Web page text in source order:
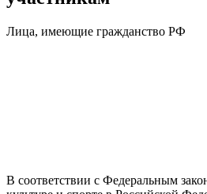
Лица, имеющие гражданство РФ
В соответствии с Федеральным